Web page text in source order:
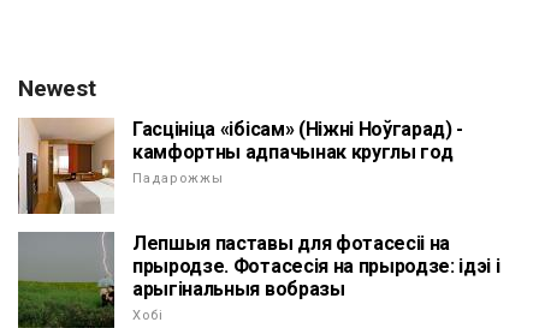
Newest
Гасцініца «ібісам» (Ніжні Ноўгарад) -
камфортны адпачынак круглы год
Падарожжы
Лепшыя паставы для фотасесіі на
прыродзе. Фотасесія на прыродзе: ідэі і
арыгінальныя вобразы
Хобі